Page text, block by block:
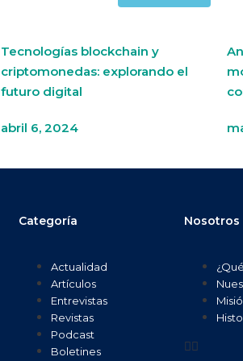
Tecnologías blockchain y
criptomonedas: explorando el
futuro digital
abril 6, 2024
Categoría
Actualidad
Artículos
Entrevistas
Revistas
Podcast
Boletines
Nosotros